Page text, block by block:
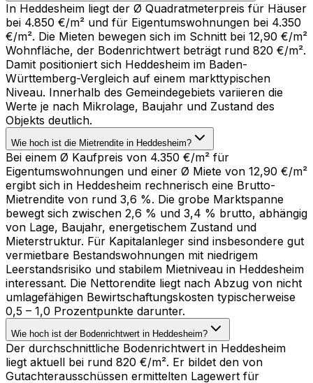
In Heddesheim liegt der Ø Quadratmeterpreis für Häuser
bei 4.850 €/m² und für Eigentumswohnungen bei 4.350
€/m². Die Mieten bewegen sich im Schnitt bei 12,90 €/m²
Wohnfläche, der Bodenrichtwert beträgt rund 820 €/m².
Damit positioniert sich Heddesheim im Baden-
Württemberg-Vergleich auf einem markttypischen
Niveau. Innerhalb des Gemeindegebiets variieren die
Werte je nach Mikrolage, Baujahr und Zustand des
Objekts deutlich.
Wie hoch ist die Mietrendite in Heddesheim?
Bei einem Ø Kaufpreis von 4.350 €/m² für
Eigentumswohnungen und einer Ø Miete von 12,90 €/m²
ergibt sich in Heddesheim rechnerisch eine Brutto-
Mietrendite von rund 3,6 %. Die grobe Marktspanne
bewegt sich zwischen 2,6 % und 3,4 % brutto, abhängig
von Lage, Baujahr, energetischem Zustand und
Mieterstruktur. Für Kapitalanleger sind insbesondere gut
vermietbare Bestandswohnungen mit niedrigem
Leerstandsrisiko und stabilem Mietniveau in Heddesheim
interessant. Die Nettorendite liegt nach Abzug von nicht
umlagefähigen Bewirtschaftungskosten typischerweise
0,5 – 1,0 Prozentpunkte darunter.
Wie hoch ist der Bodenrichtwert in Heddesheim?
Der durchschnittliche Bodenrichtwert in Heddesheim
liegt aktuell bei rund 820 €/m². Er bildet den von
Gutachterausschüssen ermittelten Lagewert für